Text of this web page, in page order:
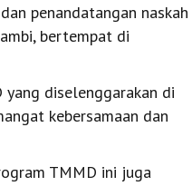
penandatangan naskah
bertempat di
yang diselenggarakan di
kebersamaan dan
TMMD ini juga